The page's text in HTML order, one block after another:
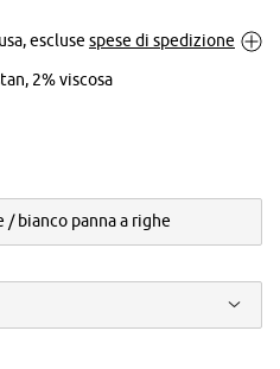
ingrandire
escluse spese di spedizione
2% viscosa
/ bianco panna a righe